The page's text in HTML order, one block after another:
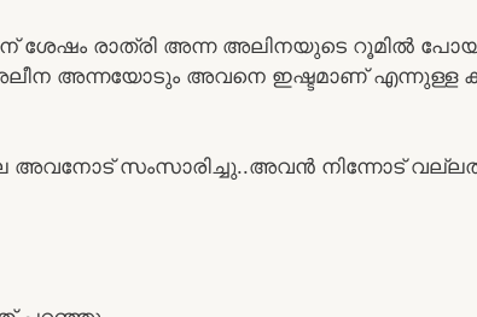
ശേഷം രാത്രി അന്ന അലിനയുടെ റൂമിൽ
അന്നയോടും അവനെ ഇഷ്ടമാണ് എന്നുള്ള
അവനോട് സംസാരിച്ചു..അവൻ നിന്നോട്